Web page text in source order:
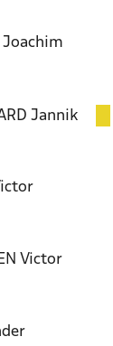
Joachim
Jannik
Victor